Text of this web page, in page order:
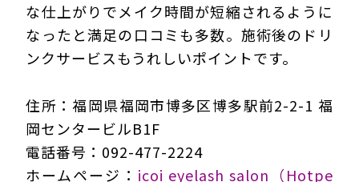
な仕上がりでメイク時間が短縮されるように
なったと満足の口コミも多数。施術後のドリ
ンクサービスもうれしいポイントです。
住所：福岡県福岡市博多区博多駅前2-2-1 福
岡センタービルB1F
電話番号：092-477-2224
ホームページ： icoi eyelash salon（Hotpe